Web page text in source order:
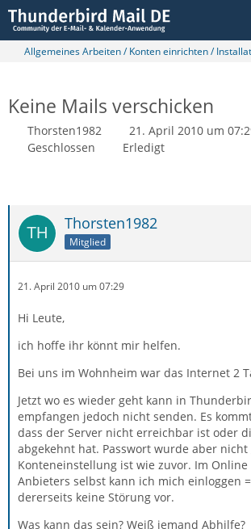
Allgemeines Arbeiten / Konten einrichten /
Keine Mails verschicken
Thorsten1982
21. April 2010 um
Geschlossen
Erledigt
Thorsten1982
Mitglied
21. April 2010 um 07:29
Hi Leute,
ich hoffe ihr könnt mir helfen.
Bei uns im Wohnheim war das Internet 2
Jetzt wo es wieder geht kann in
empfangen jedoch nicht senden. Es
dass der Server nicht erreichbar ist oder
abgekehnt hat. Passwort wurde aber
Konteneinstellung ist wie zuvor. Im Online
Anbieters selbst kann ich mich einloggen
dererseits keine Störung vor.
Was kann das sein? Weiß jemand Abhilfe?